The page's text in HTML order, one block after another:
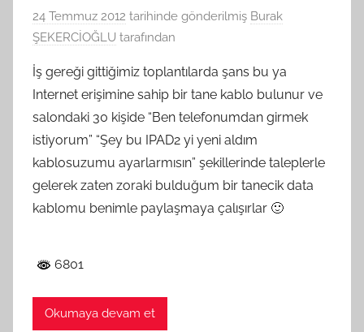
24 Temmuz 2012 tarihinde gönderilmiş Burak
ŞEKERCİOĞLU tarafından
İş gereği gittiğimiz toplantılarda şans bu ya
Internet erişimine sahip bir tane kablo bulunur ve
salondaki 30 kişide “Ben telefonumdan girmek
istiyorum” “Şey bu IPAD2 yi yeni aldım
kablosuzumu ayarlarmısın” şekillerinde taleplerle
gelerek zaten zoraki bulduğum bir tanecik data
kablomu benimle paylaşmaya çalışırlar 🙂
6801
Okumaya devam et